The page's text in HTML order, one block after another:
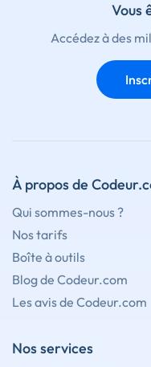
Vous
Accédez à des
À propos de
Qui sommes-nous ?
Nos tarifs
Boîte à outils
Blog de Codeur.com
Les avis de Codeur.com
Nos services